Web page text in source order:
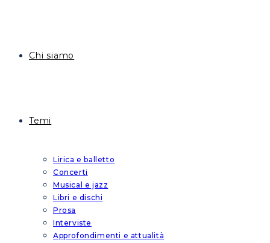
Chi siamo
Temi
Lirica e balletto
Concerti
Musical e jazz
Libri e dischi
Prosa
Interviste
Approfondimenti e attualità